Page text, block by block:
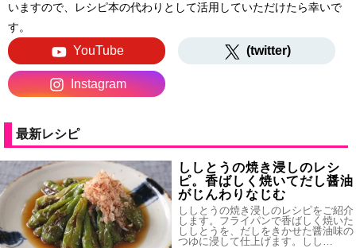
いますので、レシピ本の代わりとして活用していただけたら幸いで
す。
YouTube (twitter)
Instagram
最新レシピ
ししとうの焼き浸しのレシ
ピ。香ばしく焼いてだし醤油
がじんわりなじむ
ししとうの焼き浸しのレシピをご紹介
します。フライパンで香ばしく焼いた
ししとうを、だしをきかせた醤油味の
つゆに浸して仕上げます。しし…